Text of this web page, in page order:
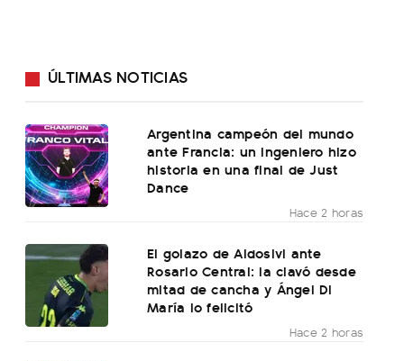
ÚLTIMAS NOTICIAS
Argentina campeón del mundo
ante Francia: un ingeniero hizo
historia en una final de Just
Dance
Hace 2 horas
El golazo de Aldosivi ante
Rosario Central: la clavó desde
mitad de cancha y Ángel Di
María lo felicitó
Hace 2 horas